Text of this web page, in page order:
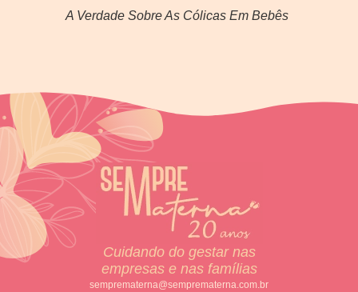
A Verdade Sobre As Cólicas Em Bebês
Cuidando do gestar nas
empresas e nas famílias
semprematerna@semprematerna.com.br